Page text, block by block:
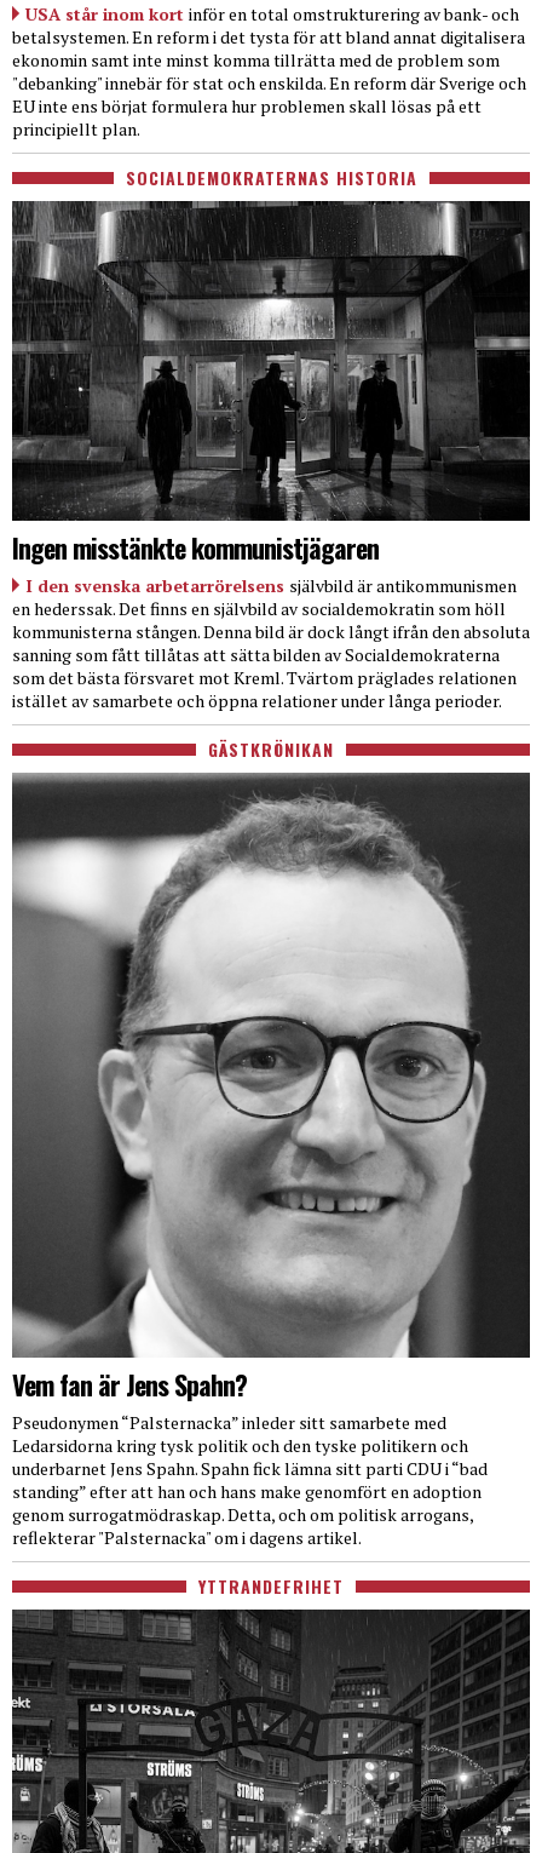
USA står inom kort inför en total omstrukturering av bank- och
betalsystemen. En reform i det tysta för att bland annat digitalisera
ekonomin samt inte minst komma tillrätta med de problem som
"debanking" innebär för stat och enskilda. En reform där Sverige och
EU inte ens börjat formulera hur problemen skall lösas på ett
principiellt plan.
SOCIALDEMOKRATERNAS HISTORIA
Ingen misstänkte kommunistjägaren
I den svenska arbetarrörelsens självbild är antikommunismen
en hederssak. Det finns en självbild av socialdemokratin som höll
kommunisterna stången. Denna bild är dock långt ifrån den absoluta
sanning som fått tillåtas att sätta bilden av Socialdemokraterna
som det bästa försvaret mot Kreml. Tvärtom präglades relationen
istället av samarbete och öppna relationer under långa perioder.
GÄSTKRÖNIKAN
Vem fan är Jens Spahn?
Pseudonymen “Palsternacka” inleder sitt samarbete med
Ledarsidorna kring tysk politik och den tyske politikern och
underbarnet Jens Spahn. Spahn fick lämna sitt parti CDU i “bad
standing” efter att han och hans make genomfört en adoption
genom surrogatmödraskap. Detta, och om politisk arrogans,
reflekterar "Palsternacka" om i dagens artikel.
YTTRANDEFRIHET